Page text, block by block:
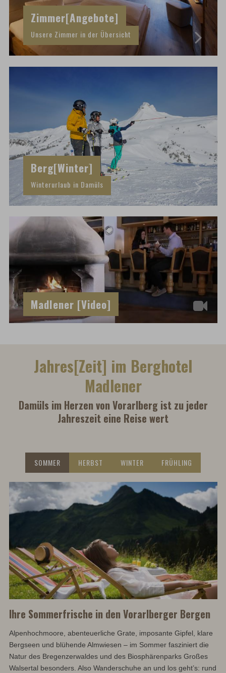
Zimmer[Angebote]
Unsere Zimmer in der Übersicht
Berg[Winter]
Winterurlaub in Damüls
Madlener [Video]
Jahres[Zeit] im Berghotel
Madlener
Damüls im Herzen von Vorarlberg ist zu jeder
Jahreszeit eine Reise wert
SOMMER HERBST WINTER FRÜHLING
Ihre Sommerfrische in den Vorarlberger Bergen
Alpenhochmoore, abenteuerliche Grate, imposante Gipfel, klare
Bergseen und blühende Almwiesen – im Sommer fasziniert die
Natur des Bregenzerwaldes und des Biosphärenparks Großes
Walsertal besonders. Also Wanderschuhe an und los geht’s: rund